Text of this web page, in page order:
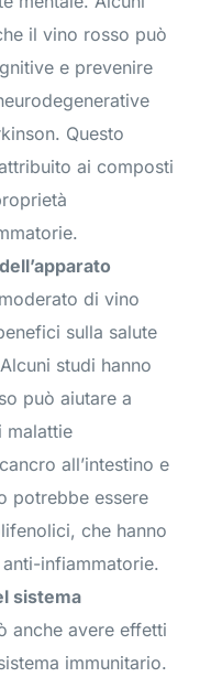
il vino rosso può
e prevenire
Questo
ai composti
di vino
sulla salute
studi hanno
può aiutare a
malattie
all’intestino e
potrebbe essere
che hanno
infiammatorie.
sistema
anche avere effetti
immunitario.